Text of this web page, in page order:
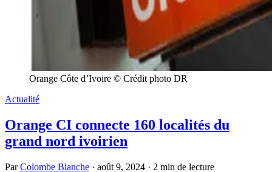
Orange Côte d’Ivoire © Crédit photo DR
Actualité
Orange CI connecte 160 localités du
grand nord ivoirien
ParColombe Blanche · août 9, 2024 · 2 min de lecture